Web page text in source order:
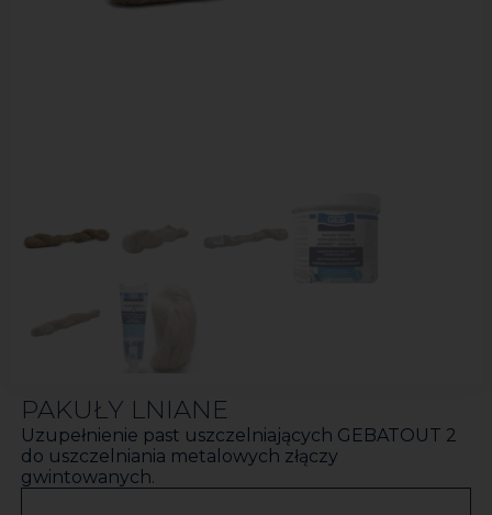
PAKUŁY LNIANE
Uzupełnienie past uszczelniających GEBATOUT 2
do uszczelniania metalowych złączy
gwintowanych.